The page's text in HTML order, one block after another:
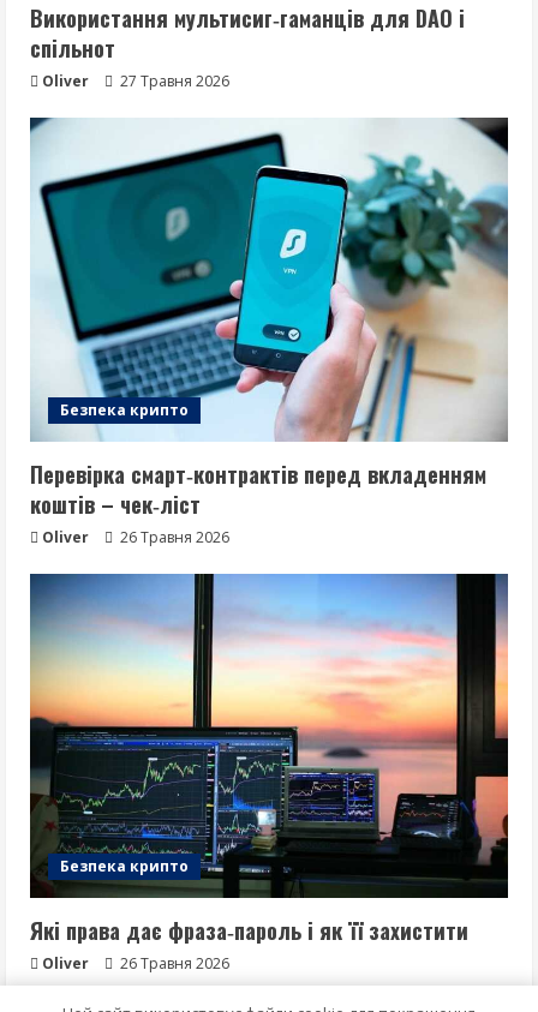
Використання мультисиг‑гаманців для DAO і
спільнот
Oliver 27 Травня 2026
Безпека крипто
Перевірка смарт‑контрактів перед вкладенням
коштів – чек‑ліст
Oliver 26 Травня 2026
Безпека крипто
Які права дає фраза‑пароль і як її захистити
Oliver 26 Травня 2026